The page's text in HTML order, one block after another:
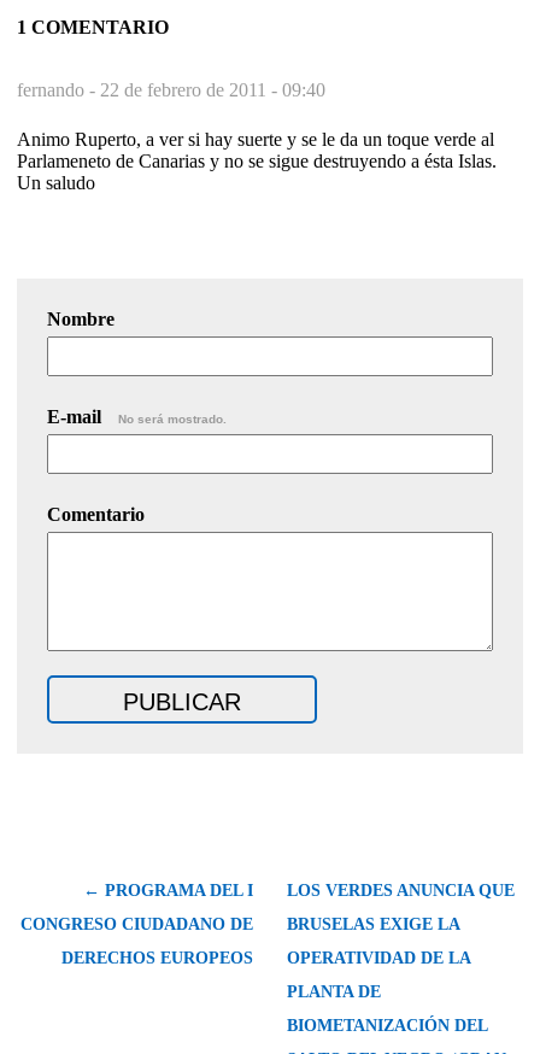
1 COMENTARIO
fernando - 22 de febrero de 2011 - 09:40
Animo Ruperto, a ver si hay suerte y se le da un toque verde al
Parlameneto de Canarias y no se sigue destruyendo a ésta Islas.
Un saludo
Nombre
E-mail No será mostrado.
Comentario
← PROGRAMA DEL I
CONGRESO CIUDADANO DE
DERECHOS EUROPEOS
LOS VERDES ANUNCIA QUE
BRUSELAS EXIGE LA
OPERATIVIDAD DE LA
PLANTA DE
BIOMETANIZACIÓN DEL